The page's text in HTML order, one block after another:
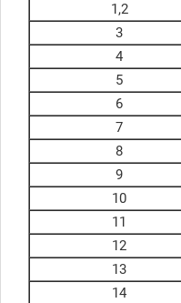
1,2
3
4
5
6
7
8
9
10
11
12
13
14